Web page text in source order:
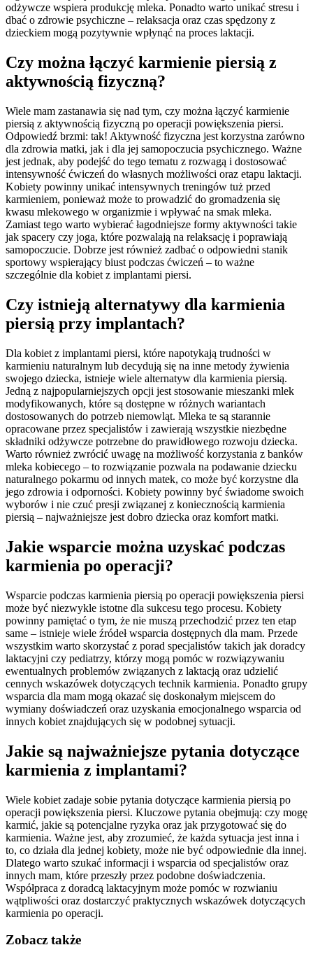
odżywcze wspiera produkcję mleka. Ponadto warto unikać stresu i
dbać o zdrowie psychiczne – relaksacja oraz czas spędzony z
dzieckiem mogą pozytywnie wpłynąć na proces laktacji.
Czy można łączyć karmienie piersią z
aktywnością fizyczną?
Wiele mam zastanawia się nad tym, czy można łączyć karmienie
piersią z aktywnością fizyczną po operacji powiększenia piersi.
Odpowiedź brzmi: tak! Aktywność fizyczna jest korzystna zarówno
dla zdrowia matki, jak i dla jej samopoczucia psychicznego. Ważne
jest jednak, aby podejść do tego tematu z rozwagą i dostosować
intensywność ćwiczeń do własnych możliwości oraz etapu laktacji.
Kobiety powinny unikać intensywnych treningów tuż przed
karmieniem, ponieważ może to prowadzić do gromadzenia się
kwasu mlekowego w organizmie i wpływać na smak mleka.
Zamiast tego warto wybierać łagodniejsze formy aktywności takie
jak spacery czy joga, które pozwalają na relaksację i poprawiają
samopoczucie. Dobrze jest również zadbać o odpowiedni stanik
sportowy wspierający biust podczas ćwiczeń – to ważne
szczególnie dla kobiet z implantami piersi.
Czy istnieją alternatywy dla karmienia
piersią przy implantach?
Dla kobiet z implantami piersi, które napotykają trudności w
karmieniu naturalnym lub decydują się na inne metody żywienia
swojego dziecka, istnieje wiele alternatyw dla karmienia piersią.
Jedną z najpopularniejszych opcji jest stosowanie mieszanki mlek
modyfikowanych, które są dostępne w różnych wariantach
dostosowanych do potrzeb niemowląt. Mleka te są starannie
opracowane przez specjalistów i zawierają wszystkie niezbędne
składniki odżywcze potrzebne do prawidłowego rozwoju dziecka.
Warto również zwrócić uwagę na możliwość korzystania z banków
mleka kobiecego – to rozwiązanie pozwala na podawanie dziecku
naturalnego pokarmu od innych matek, co może być korzystne dla
jego zdrowia i odporności. Kobiety powinny być świadome swoich
wyborów i nie czuć presji związanej z koniecznością karmienia
piersią – najważniejsze jest dobro dziecka oraz komfort matki.
Jakie wsparcie można uzyskać podczas
karmienia po operacji?
Wsparcie podczas karmienia piersią po operacji powiększenia piersi
może być niezwykle istotne dla sukcesu tego procesu. Kobiety
powinny pamiętać o tym, że nie muszą przechodzić przez ten etap
same – istnieje wiele źródeł wsparcia dostępnych dla mam. Przede
wszystkim warto skorzystać z porad specjalistów takich jak doradcy
laktacyjni czy pediatrzy, którzy mogą pomóc w rozwiązywaniu
ewentualnych problemów związanych z laktacją oraz udzielić
cennych wskazówek dotyczących technik karmienia. Ponadto grupy
wsparcia dla mam mogą okazać się doskonałym miejscem do
wymiany doświadczeń oraz uzyskania emocjonalnego wsparcia od
innych kobiet znajdujących się w podobnej sytuacji.
Jakie są najważniejsze pytania dotyczące
karmienia z implantami?
Wiele kobiet zadaje sobie pytania dotyczące karmienia piersią po
operacji powiększenia piersi. Kluczowe pytania obejmują: czy mogę
karmić, jakie są potencjalne ryzyka oraz jak przygotować się do
karmienia. Ważne jest, aby zrozumieć, że każda sytuacja jest inna i
to, co działa dla jednej kobiety, może nie być odpowiednie dla innej.
Dlatego warto szukać informacji i wsparcia od specjalistów oraz
innych mam, które przeszły przez podobne doświadczenia.
Współpraca z doradcą laktacyjnym może pomóc w rozwianiu
wątpliwości oraz dostarczyć praktycznych wskazówek dotyczących
karmienia po operacji.
Zobacz także